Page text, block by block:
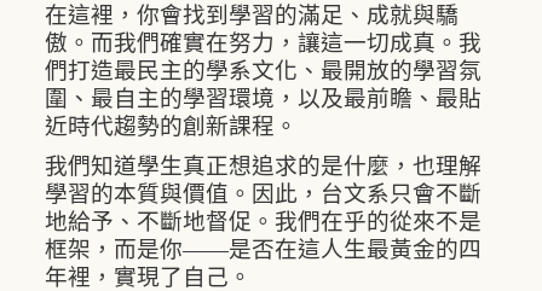
在這裡，你會找到學習的滿足、成就與驕
傲。而我們確實在努力，讓這一切成真。我
們打造最民主的學系文化、最開放的學習氛
圍、最自主的學習環境，以及最前瞻、最貼
近時代趨勢的創新課程。
我們知道學生真正想追求的是什麼，也理解
學習的本質與價值。因此，台文系只會不斷
地給予、不斷地督促。我們在乎的從來不是
框架，而是你——是否在這人生最黃金的四
年裡，實現了自己。